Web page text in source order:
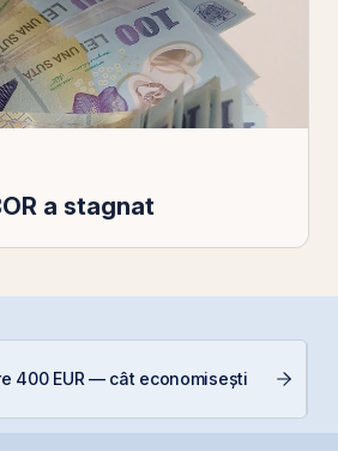
a stagnat
400 EUR — cât economisești